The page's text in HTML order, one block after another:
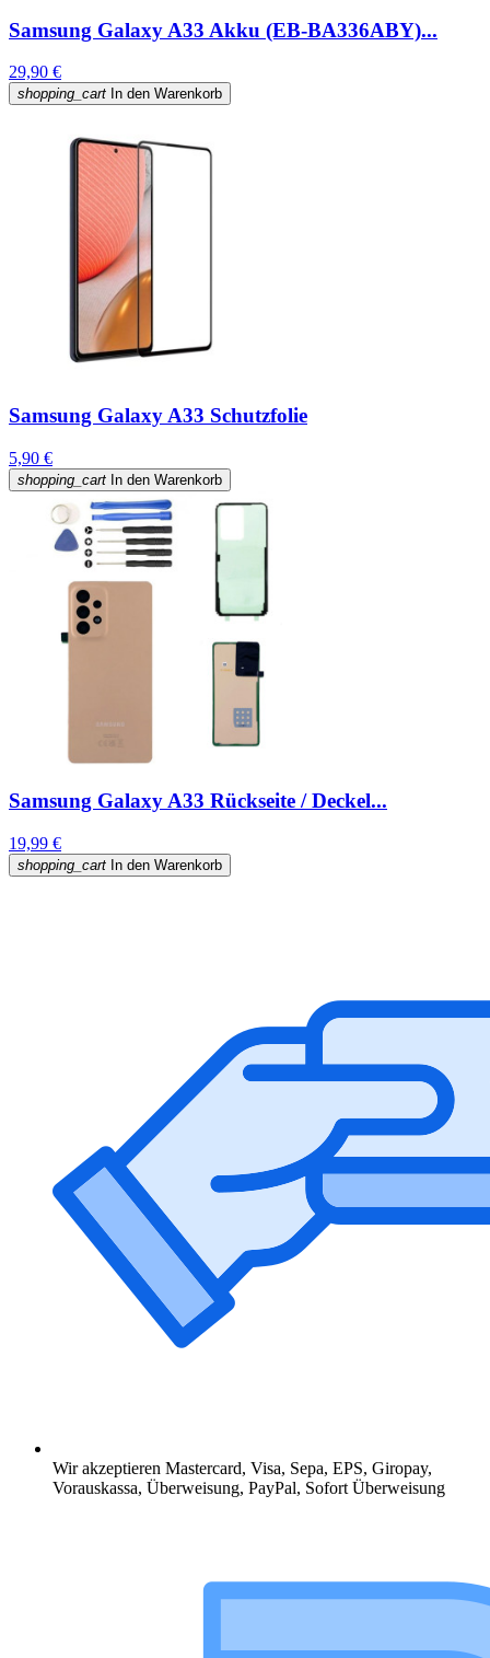
Samsung Galaxy A33 Akku (EB-BA336ABY)...
29,90 €
shopping_cart In den Warenkorb
Samsung Galaxy A33 Schutzfolie
5,90 €
shopping_cart In den Warenkorb
Samsung Galaxy A33 Rückseite / Deckel...
19,99 €
shopping_cart In den Warenkorb
Wir akzeptieren Mastercard, Visa, Sepa, EPS, Giropay,
Vorauskassa, Überweisung, PayPal, Sofort Überweisung